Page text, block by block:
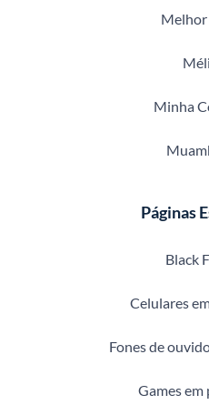
Minha
Páginas
Black
Celulares
Fones de
Games